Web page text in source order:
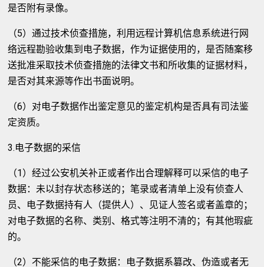
是否附有录像。
（5）通过技术侦查措施，利用远程计算机信息系统进行网
络远程勘验收集到电子数据，作为证据使用的，是否随案移
送批准采取技术侦查措施的法律文书和所收集的证据材料，
是否对其来源等作出书面说明。
（6）对电子数据作出鉴定意见的鉴定机构是否具有司法鉴
定资质。
3.电子数据的采信
（1）经过公安机关补正或者作出合理解释可以采信的电子
数据：未以封存状态移送的；笔录或者清单上没有侦查人
员、电子数据持有人（提供人）、见证人签名或者盖章的；
对电子数据的名称、类别、格式等注明不清的；有其他瑕疵
的。
（2）不能采信的电子数据：电子数据系篡改、伪造或者无